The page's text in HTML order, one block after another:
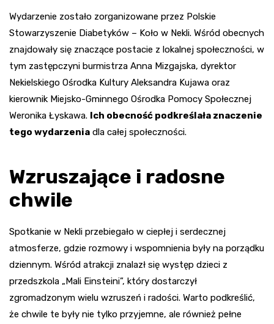
Wydarzenie zostało zorganizowane przez Polskie
Stowarzyszenie Diabetyków – Koło w Nekli. Wśród obecnych
znajdowały się znaczące postacie z lokalnej społeczności, w
tym zastępczyni burmistrza Anna Mizgajska, dyrektor
Nekielskiego Ośrodka Kultury Aleksandra Kujawa oraz
kierownik Miejsko-Gminnego Ośrodka Pomocy Społecznej
Weronika Łyskawa. Ich obecność podkreślała znaczenie
tego wydarzenia dla całej społeczności.
Wzruszające i radosne
chwile
Spotkanie w Nekli przebiegało w ciepłej i serdecznej
atmosferze, gdzie rozmowy i wspomnienia były na porządku
dziennym. Wśród atrakcji znalazł się występ dzieci z
przedszkola „Mali Einsteini”, który dostarczył
zgromadzonym wielu wzruszeń i radości. Warto podkreślić,
że chwile te były nie tylko przyjemne, ale również pełne